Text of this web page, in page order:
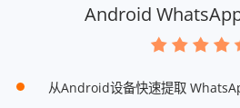
Android
从Android设备快速提取